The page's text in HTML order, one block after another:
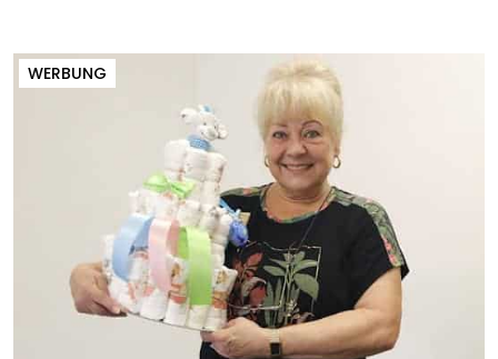
WERBUNG